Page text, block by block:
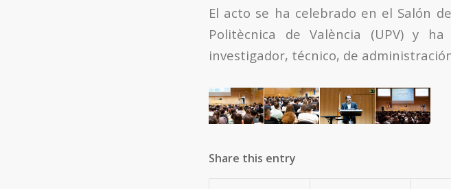
El acto se ha celebrado en el Salón
Politècnica de València (UPV) y
investigador, técnico, de
Share this entry